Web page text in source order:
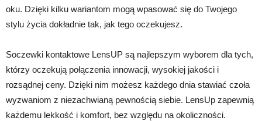
oku. Dzięki kilku wariantom mogą wpasować się do Twojego
stylu życia dokładnie tak, jak tego oczekujesz.
Soczewki kontaktowe LensUP są najlepszym wyborem dla tych,
którzy oczekują połączenia innowacji, wysokiej jakości i
rozsądnej ceny. Dzięki nim możesz każdego dnia stawiać czoła
wyzwaniom z niezachwianą pewnością siebie. LensUp zapewnią
każdemu lekkość i komfort, bez względu na okoliczności.